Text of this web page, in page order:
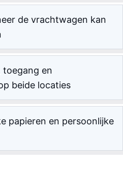
de vrachtwagen kan
toegang en
beide locaties
papieren en persoonlijke